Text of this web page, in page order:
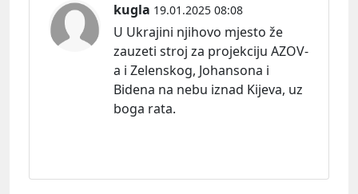
kugla 19.01.2025 08:08
U Ukrajini njihovo mjesto že
zauzeti stroj za projekciju AZOV-
a i Zelenskog, Johansona i
Bidena na nebu iznad Kijeva, uz
boga rata.